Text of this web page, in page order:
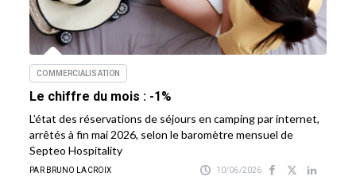
COMMERCIALISATION
Le chiffre du mois : -1%
L’état des réservations de séjours en camping par internet,
arrêtés à fin mai 2026, selon le baromètre mensuel de
Septeo Hospitality
PAR BRUNO LACROIX 10/06/2026